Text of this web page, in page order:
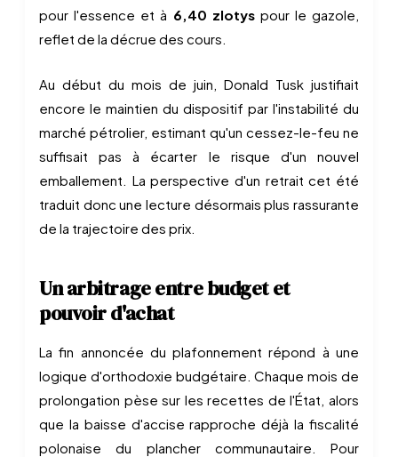
pour l'essence et à 6,40 zlotyspour le gazole,
reflet de la décrue des cours.
Au début du mois de juin, Donald Tusk justifiait
encore le maintien du dispositif par l'instabilité du
marché pétrolier, estimant qu'un cessez-le-feu ne
suffisait pas à écarter le risque d'un nouvel
emballement. La perspective d'un retrait cet été
traduit donc une lecture désormais plus rassurante
de la trajectoire des prix.
Un arbitrage entre budget et
pouvoir d'achat
La fin annoncée du plafonnement répond à une
logique d'orthodoxie budgétaire. Chaque mois de
prolongation pèse sur les recettes de l'État, alors
que la baisse d'accise rapproche déjà la fiscalité
polonaise du plancher communautaire. Pour